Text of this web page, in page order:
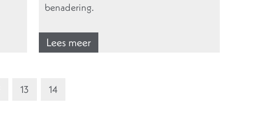
benadering.
Lees meer
13 14